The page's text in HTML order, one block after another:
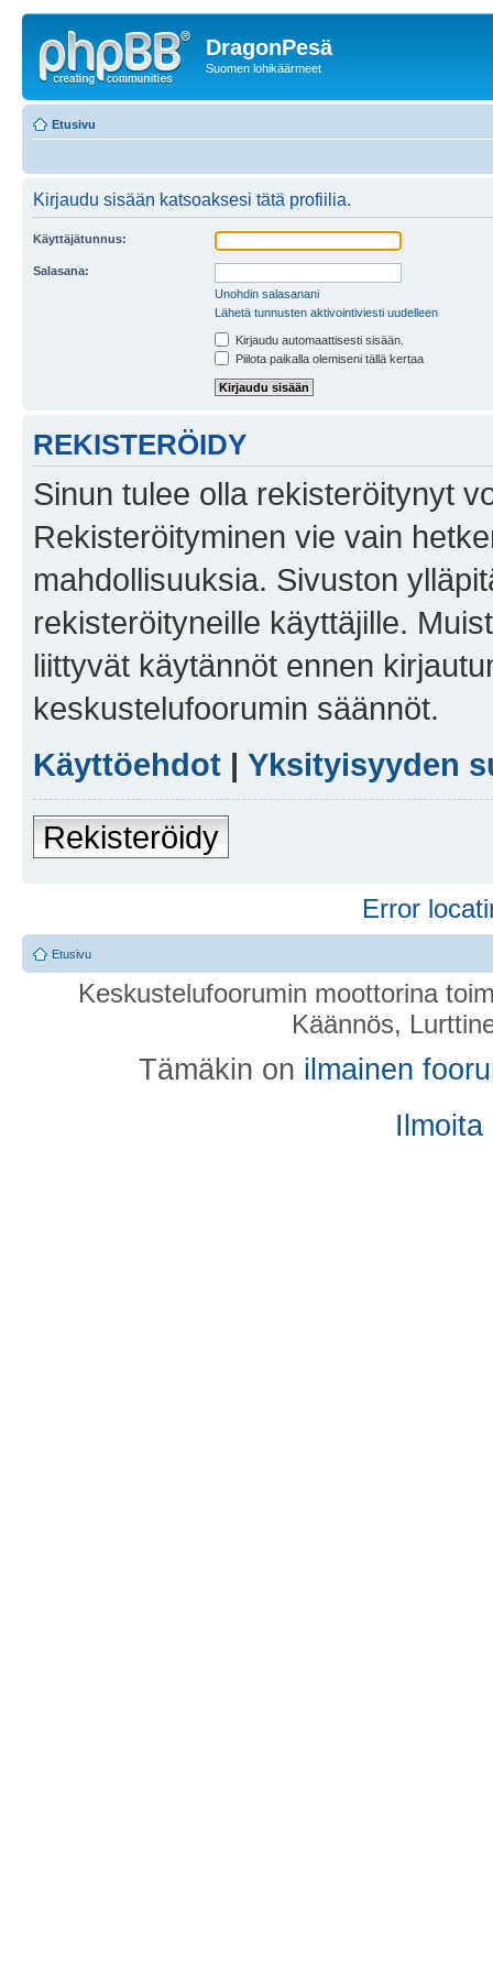
DragonPesä
Suomen lohikäärmeet
Etusivu
Kirjaudu sisään katsoaksesi tätä profiilia.
Käyttäjätunnus:
Salasana:
Unohdin salasanani
Lähetä tunnusten aktivointiviesti uudelleen
Kirjaudu automaattisesti sisään.
Piilota paikalla olemiseni tällä kertaa
REKISTERÖIDY
Sinun tulee olla rekisteröitynyt
Rekisteröityminen vie vain
mahdollisuuksia. Sivuston
rekisteröityneille käyttäjille.
liittyvät käytännöt ennen
keskustelufoorumin säännöt.
Käyttöehdot | Yksityisyyden
Rekisteröidy
Error
Etusivu
Keskustelufoorumin moottorina
Käännös,
Tämäkin on ilmainen